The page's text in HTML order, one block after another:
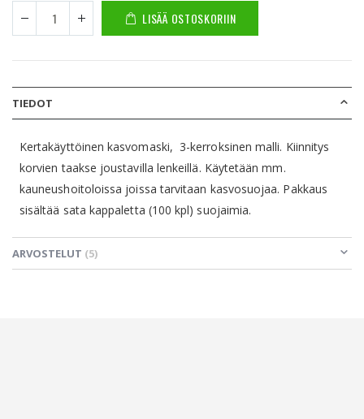
LISÄÄ OSTOSKORIIN
TIEDOT
Kertakäyttöinen kasvomaski, 3-kerroksinen malli. Kiinnitys
korvien taakse joustavilla lenkeillä. Käytetään mm.
kauneushoitoloissa joissa tarvitaan kasvosuojaa. Pakkaus
sisältää sata kappaletta (100 kpl) suojaimia.
ARVOSTELUT 5